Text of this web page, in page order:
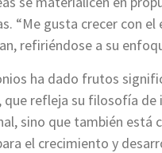
“Me gusta crecer con
refiriéndose a su
ha dado frutos
que refleja su filosofía
sino que también
el crecimiento y